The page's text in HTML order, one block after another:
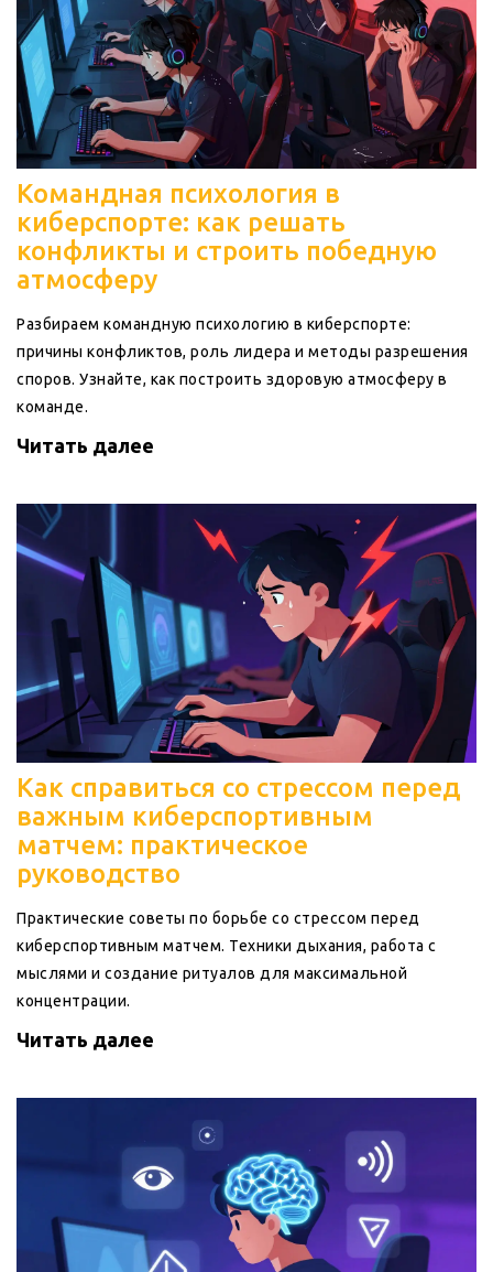
Командная психология в
киберспорте: как решать
конфликты и строить победную
атмосферу
Разбираем командную психологию в киберспорте:
причины конфликтов, роль лидера и методы разрешения
споров. Узнайте, как построить здоровую атмосферу в
команде.
Читать далее
Как справиться со стрессом перед
важным киберспортивным
матчем: практическое
руководство
Практические советы по борьбе со стрессом перед
киберспортивным матчем. Техники дыхания, работа с
мыслями и создание ритуалов для максимальной
концентрации.
Читать далее